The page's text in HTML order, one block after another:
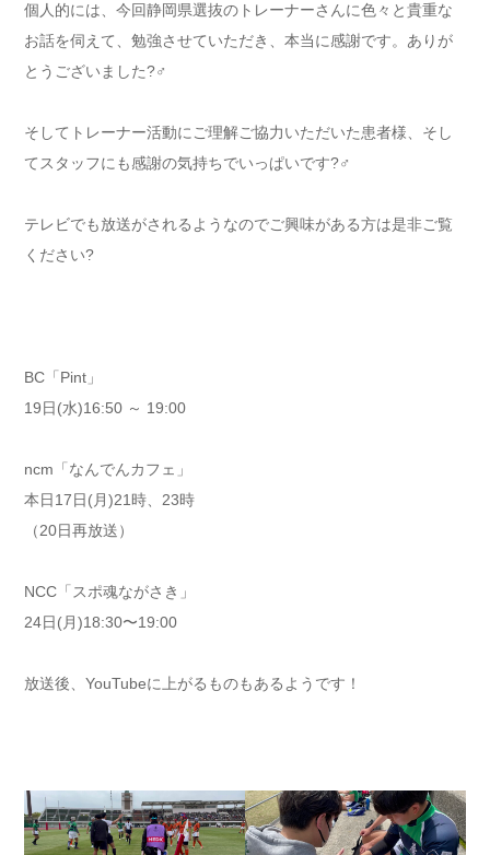
個人的には、今回静岡県選抜のトレーナーさんに色々と貴重な
お話を伺えて、勉強させていただき、本当に感謝です。ありが
とうございました?‍♂️
そしてトレーナー活動にご理解ご協力いただいた患者様、そし
てスタッフにも感謝の気持ちでいっぱいです?‍♂️
テレビでも放送がされるようなのでご興味がある方は是非ご覧
ください?
BC「Pint」
19日(水)16:50 ～ 19:00
ncm「なんでんカフェ」
本日17日(月)21時、23時
（20日再放送）
NCC「スポ魂ながさき」
24日(月)18:30〜19:00
放送後、YouTubeに上がるものもあるようです！